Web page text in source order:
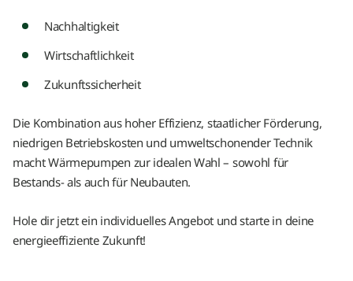
Nachhaltigkeit
Wirtschaftlichkeit
Zukunftssicherheit
Die Kombination aus hoher Effizienz, staatlicher Förderung,
niedrigen Betriebskosten und umweltschonender Technik
macht Wärmepumpen zur idealen Wahl – sowohl für
Bestands- als auch für Neubauten.
Hole dir jetzt ein individuelles Angebot und starte in deine
energieeffiziente Zukunft!